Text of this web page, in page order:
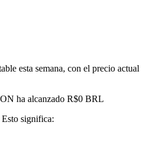
esta semana, con el precio actual
ha alcanzado R$0 BRL
Esto significa: